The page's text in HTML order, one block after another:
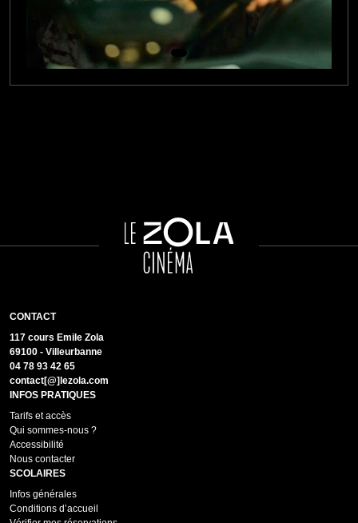
CONTACT
117 cours Emile Zola
69100 - Villeurbanne
04 78 93 42 65
contact[@]lezola.com
INFOS PRATIQUES
Tarifs et accès
Qui sommes-nous ?
Accessibilité
Nous contacter
SCOLAIRES
Infos générales
Conditions d’accueil